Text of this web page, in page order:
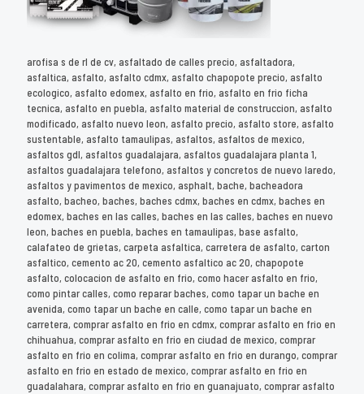
arofisa s de rl de cv, asfaltado de calles precio, asfaltadora,
asfaltica, asfalto, asfalto cdmx, asfalto chapopote precio, asfalto
ecologico, asfalto edomex, asfalto en frio, asfalto en frio ficha
tecnica, asfalto en puebla, asfalto material de construccion, asfalto
modificado, asfalto nuevo leon, asfalto precio, asfalto store, asfalto
sustentable, asfalto tamaulipas, asfaltos, asfaltos de mexico,
asfaltos gdl, asfaltos guadalajara, asfaltos guadalajara planta 1,
asfaltos guadalajara telefono, asfaltos y concretos de nuevo laredo,
asfaltos y pavimentos de mexico, asphalt, bache, bacheadora
asfalto, bacheo, baches, baches cdmx, baches en cdmx, baches en
edomex, baches en las calles, baches en las calles, baches en nuevo
leon, baches en puebla, baches en tamaulipas, base asfalto,
calafateo de grietas, carpeta asfaltica, carretera de asfalto, carton
asfaltico, cemento ac 20, cemento asfaltico ac 20, chapopote
asfalto, colocacion de asfalto en frio, como hacer asfalto en frio,
como pintar calles, como reparar baches, como tapar un bache en
avenida, como tapar un bache en calle, como tapar un bache en
carretera, comprar asfalto en frio en cdmx, comprar asfalto en frio en
chihuahua, comprar asfalto en frio en ciudad de mexico, comprar
asfalto en frio en colima, comprar asfalto en frio en durango, comprar
asfalto en frio en estado de mexico, comprar asfalto en frio en
guadalahara, comprar asfalto en frio en guanajuato, comprar asfalto